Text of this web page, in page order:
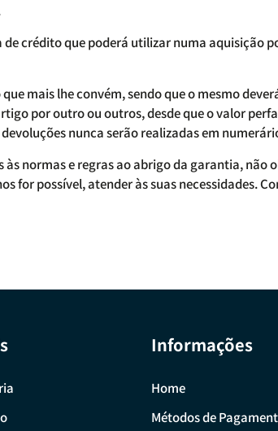
crédito que poderá utilizar numa aquisição
mais lhe convém, sendo que o mesmo
por outro ou outros, desde que o valor
nunca serão realizadas em
normas e regras ao abrigo da garantia, não
for possível, atender às suas necessidades.
Informações
Home
Métodos de